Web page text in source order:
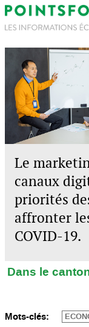
Le
canaux
priorités
affronter
COVID-19.
Dans le
Mots-clés: